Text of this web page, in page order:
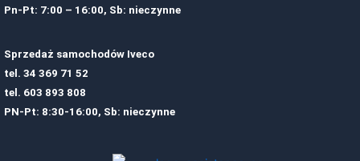
Pn-Pt: 7:00 – 16:00, Sb: nieczynne
Sprzedaż samochodów Iveco
tel. 34 369 71 52
tel. 603 893 808
PN-Pt: 8:30-16:00, Sb: nieczynne